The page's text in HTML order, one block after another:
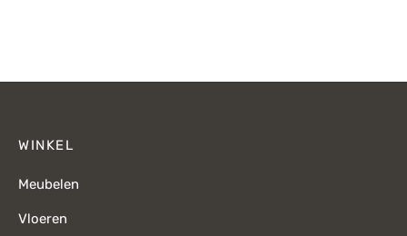
WINKEL
Meubelen
Vloeren